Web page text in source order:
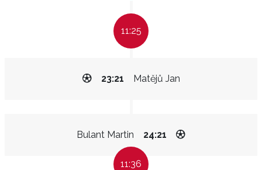
11:25
Matějů Jan
23:21
Bulant Martin 24:21
11:36